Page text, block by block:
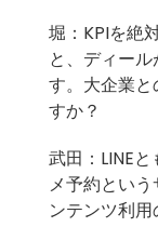
堀：KPIを絶
と、ディー
す。大企業
すか？
武田：LINE
メ予約とい
ンテンツ利